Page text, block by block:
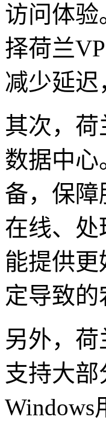
访问体
择荷兰
减少延
其次，
数据中心
备，保
在线、处
能提供
定导致的
另外，荷
支持大
Windows